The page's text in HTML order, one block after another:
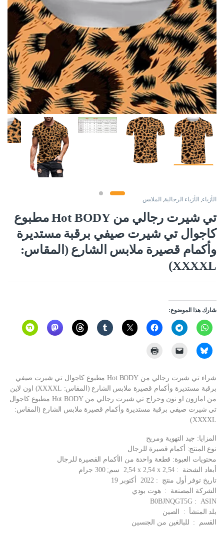
الأزياء, الأزياء الرجالية, الملابس
تي شيرت رجالي من Hot BODY مطبوع
كاجوال تي شيرت صيفي برقبة مستديرة
وأكمام قصيرة ملابس الشارع (المقاس:
XXXXL)
شارك هذا الموضوع:
شراء تي شيرت رجالي من Hot BODY مطبوع كاجوال تي شيرت صيفي
برقبة مستديرة وأكمام قصيرة ملابس الشارع (المقاس: XXXXL) اون لاين
من امازون او نون وحراج تي شيرت رجالي من Hot BODY مطبوع كاجوال
تي شيرت صيفي برقبة مستديرة وأكمام قصيرة ملابس الشارع (المقاس:
XXXXL)
المزايا: جيد التهوية ومريح
نوع المنتج: أكمام قصيرة للرجال
محتويات العبوة: قطعة واحدة من الأكمام القصيرة للرجال
أبعاد الشحنة ‏ : ‎ 2,54 x 2,54 x 2,54 سم; 300 جرام
تاريخ توفر أول منتج ‏ : ‎ 2022 أكتوبر 19
الشركة المصنعة ‏ : ‎ هوت بودي
ASIN ‏ : ‎ B0BJNQGT5G
بلد المنشأ ‏ : ‎ الصين
القسم ‏ : ‎ للبالغين من الجنسين